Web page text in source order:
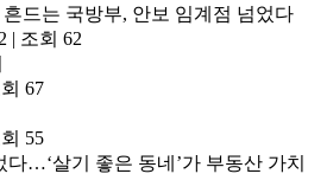
드는 국방부, 안보 임계점 넘었다
| 조회 62
67
55
…‘살기 좋은 동네’가 부동산 가치